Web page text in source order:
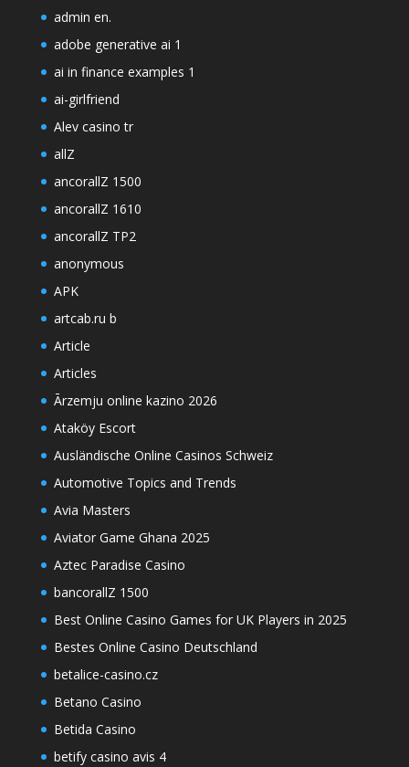
admin en.
adobe generative ai 1
ai in finance examples 1
ai-girlfriend
Alev casino tr
allZ
ancorallZ 1500
ancorallZ 1610
ancorallZ TP2
anonymous
APK
artcab.ru b
Article
Articles
Ārzemju online kazino 2026
Ataköy Escort
Ausländische Online Casinos Schweiz
Automotive Topics and Trends
Avia Masters
Aviator Game Ghana 2025
Aztec Paradise Casino
bancorallZ 1500
Best Online Casino Games for UK Players in 2025
Bestes Online Casino Deutschland
betalice-casino.cz
Betano Casino
Betida Casino
betify casino avis 4